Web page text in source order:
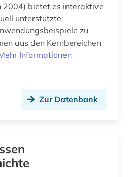
2004) bietet es interaktive
unterstützte
zu
aus den Kernbereichen
Informationen
Zur Datenbank